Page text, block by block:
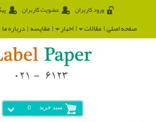
ورود کاربران عضویت کاربران
صفحه اصلی مقالات اخبار مقایسه درباره ما
سبد خرید 0